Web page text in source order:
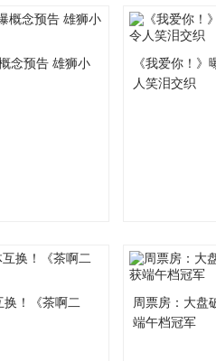
念预告 雄狮小
《我爱你！
人笑泪交织
换！《茶啊二
周票房：大盘
端午档冠军